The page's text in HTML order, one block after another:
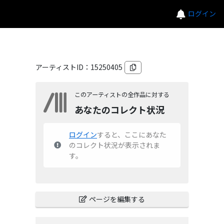
ログイン
アーティストID： 15250405
このアーティストの全作品に対する
あなたのコレクト状況
ログインすると、ここにあなた
のコレクト状況が表示されま
す。
ページを編集する